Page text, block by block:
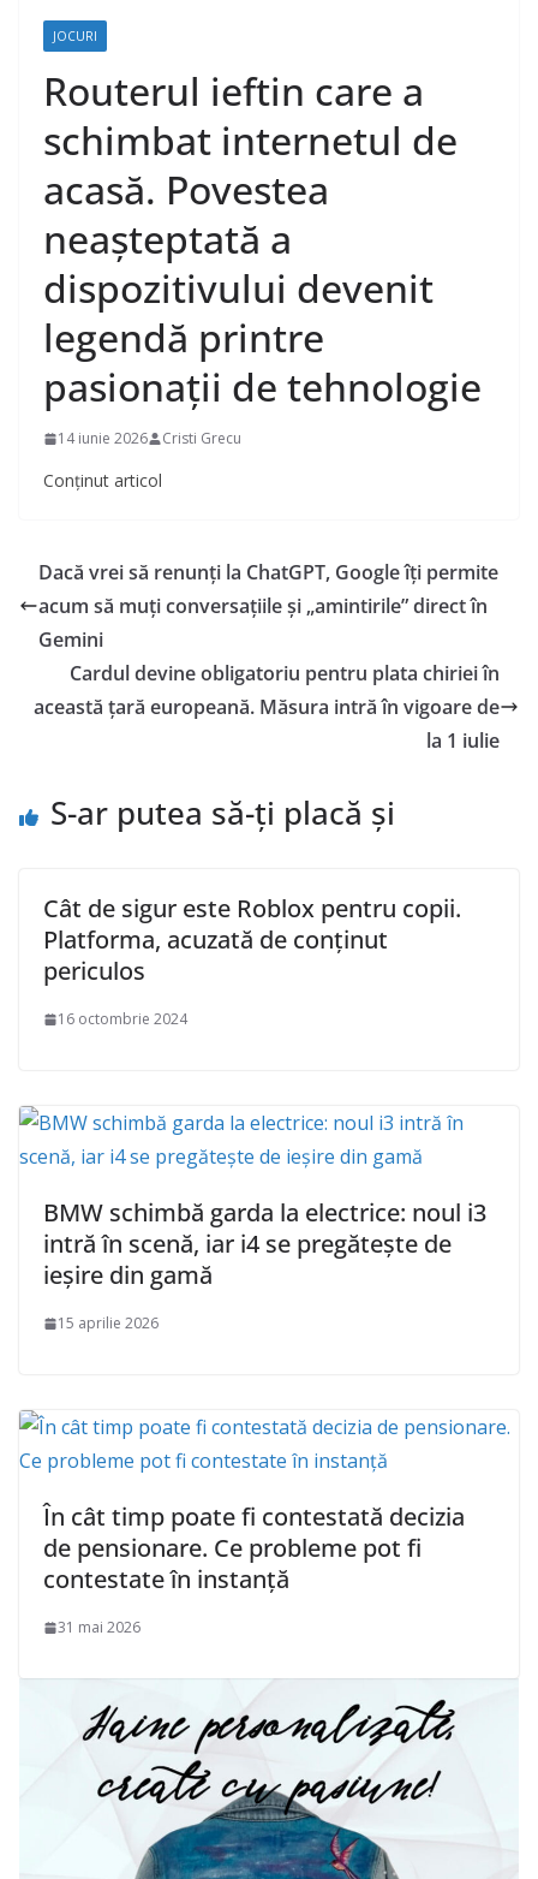
JOCURI
Routerul ieftin care a
schimbat internetul de
acasă. Povestea
neașteptată a
dispozitivului devenit
legendă printre
pasionații de tehnologie
14 iunie 2026 Cristi Grecu
Conținut articol
Dacă vrei să renunți la ChatGPT, Google îți permite
acum să muți conversațiile și „amintirile” direct în
Gemini
Cardul devine obligatoriu pentru plata chiriei în
această țară europeană. Măsura intră în vigoare de
la 1 iulie
S-ar putea să-ți placă și
Cât de sigur este Roblox pentru copii.
Platforma, acuzată de conținut
periculos
16 octombrie 2024
BMW schimbă garda la electrice: noul i3
intră în scenă, iar i4 se pregătește de
ieșire din gamă
15 aprilie 2026
În cât timp poate fi contestată decizia
de pensionare. Ce probleme pot fi
contestate în instanță
31 mai 2026